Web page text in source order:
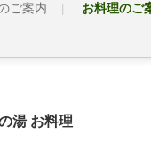
ご案内 お料理のご
湯 お料理